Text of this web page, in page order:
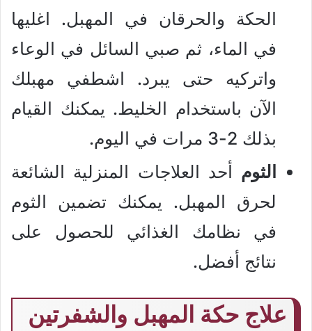
الحكة والحرقان في المهبل. اغليها
في الماء، ثم صبي السائل في الوعاء
واتركيه حتى يبرد. اشطفي مهبلك
الآن باستخدام الخليط. يمكنك القيام
بذلك 2-3 مرات في اليوم.
الثوم أحد العلاجات المنزلية الشائعة
لحرق المهبل. يمكنك تضمين الثوم
في نظامك الغذائي للحصول على
نتائج أفضل.
علاج حكة المهبل والشفرتين